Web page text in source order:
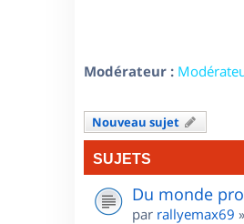
Modérateur :
Nouveau sujet
SUJETS
Du monde
par rallyemax69 »